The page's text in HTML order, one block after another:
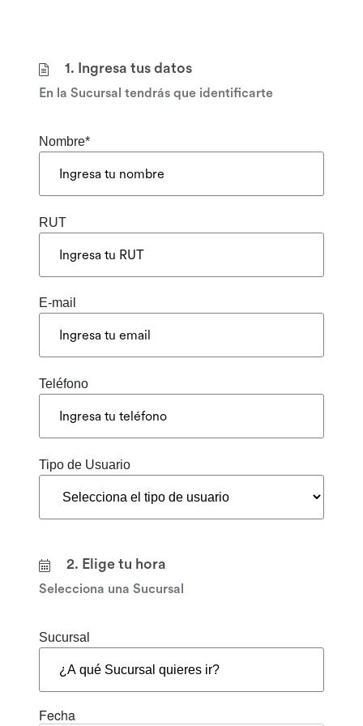
1. Ingresa tus datos
En la Sucursal tendrás que identificarte
Nombre*
RUT
E-mail
Teléfono
Tipo de Usuario
2. Elige tu hora
Selecciona una Sucursal
Sucursal
Fecha